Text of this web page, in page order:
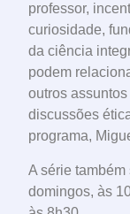
professor,
curiosidade,
da ciência
podem
outros
discussões
programa,
A série
domingos, às